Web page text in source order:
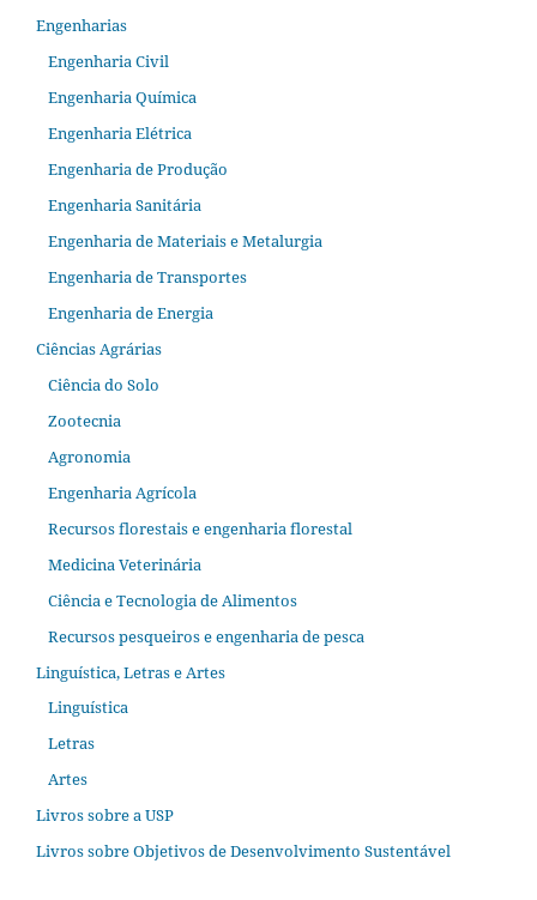
Engenharias
Engenharia Civil
Engenharia Química
Engenharia Elétrica
Engenharia de Produção
Engenharia Sanitária
Engenharia de Materiais e Metalurgia
Engenharia de Transportes
Engenharia de Energia
Ciências Agrárias
Ciência do Solo
Zootecnia
Agronomia
Engenharia Agrícola
Recursos florestais e engenharia florestal
Medicina Veterinária
Ciência e Tecnologia de Alimentos
Recursos pesqueiros e engenharia de pesca
Linguística, Letras e Artes
Linguística
Letras
Artes
Livros sobre a USP
Livros sobre Objetivos de Desenvolvimento Sustentável